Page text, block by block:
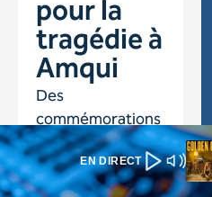
EN DIRECT